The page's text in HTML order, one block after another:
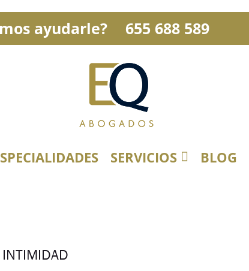
ayudarle? 655 688 589
SERVICIOS BLOG
INTIMIDAD